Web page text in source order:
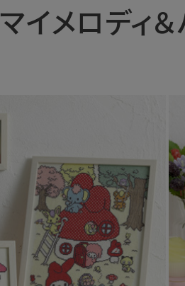
マイメロディ